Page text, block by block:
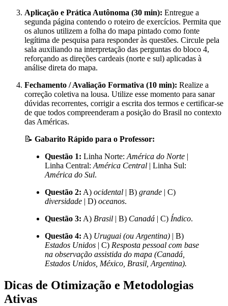
Aplicação e Prática Autônoma (30 min): Entregue a
segunda página contendo o roteiro de exercícios. Permita que
os alunos utilizem a folha do mapa pintado como fonte
legítima de pesquisa para responder às questões. Circule pela
sala auxiliando na interpretação das perguntas do bloco 4,
reforçando as direções cardeais (norte e sul) aplicadas à
análise direta do mapa.
Fechamento / Avaliação Formativa (10 min): Realize a
correção coletiva na lousa. Utilize esse momento para sanar
dúvidas recorrentes, corrigir a escrita dos termos e certificar-se
de que todos compreenderam a posição do Brasil no contexto
das Américas.
📝 Gabarito Rápido para o Professor:
Questão 1: Linha Norte: América do Norte |
Linha Central: América Central | Linha Sul:
América do Sul.
Questão 2: A) ocidental | B) grande | C)
diversidade | D) oceanos.
Questão 3: A) Brasil | B) Canadá | C) Índico.
Questão 4: A) Uruguai (ou Argentina) | B)
Estados Unidos | C) Resposta pessoal com base
na observação assistida do mapa (Canadá,
Estados Unidos, México, Brasil, Argentina).
Dicas de Otimização e Metodologias
Ativas